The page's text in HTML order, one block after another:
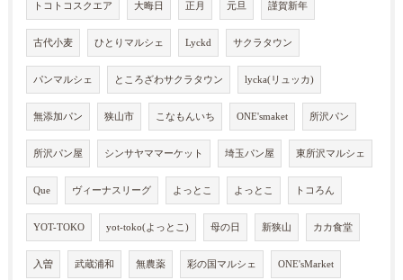
トコトコスクエア 大晦日 正月 元旦 謹賀新年
古代小麦 ひとりマルシェ Lyckd サクラタウン
パンマルシェ ところざわサクラタウン lycka(リュッカ)
無添加パン 狭山市 こなもんいち ONE'smaket 所沢パン
所沢パン屋 シンサヤママーケット 埼玉パン屋 東所沢マルシェ
Que ヴィーナスリーグ よっとこ よっとこ トコろん
YOT-TOKO yot-toko(よっとこ) 母の日 新狭山 カカ食堂
入曽 武蔵浦和 無農薬 彩の国マルシェ ONE'sMarket